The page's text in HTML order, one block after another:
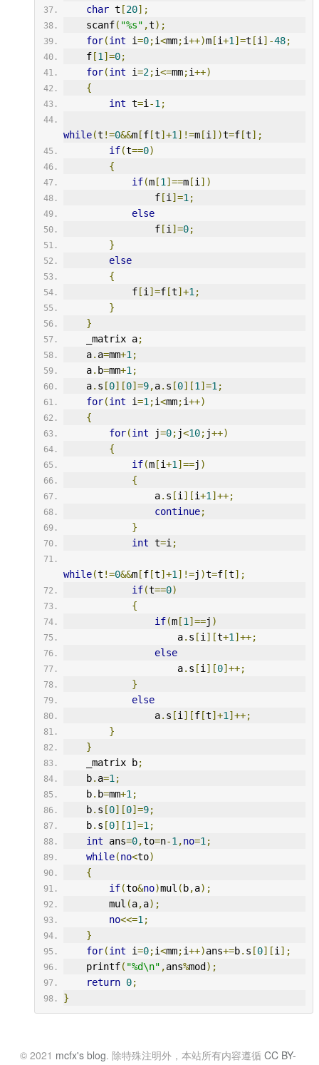
char t [20];
    scanf
( "%s" ,t);
for(int i=0;i<mm;i++)m[i+1 ]=t [i ]-48;
    f
[1 ]=0;
for(int i=2;i<=mm;i++)
{
int t=i -1 ;
while(t !=0&&m[f[t]+1 ]!=m[i ])t=f[t];
if(t==0)
{
if(m[1 ]==m[i ])
                f
[i ]=1 ;
else
                f
[i ]=0;
}
else
{
            f
[i ]=f[t]+1 ;
}
}
    _matrix a
;
    a
. a=mm+1 ;
    a
. b=mm+1 ;
    a
. s [0][0]=9,a. s [0][1 ]=1 ;
for(int i=1 ;i<mm;i++)
{
for(int j=0; j<10; j++)
{
if(m[i+1 ]==j )
{
                a
. s [i ][i+1 ]++;
continue;
}
int t=i ;
while(t !=0&&m[f[t]+1 ]!=j )t=f[t];
if(t==0)
{
if(m[1 ]==j )
                    a
. s [i ][t+1 ]++;
else
                    a
. s [i ][0]++;
}
else
                a
. s [i ][f[t]+1 ]++;
}
}
    _matrix b
;
    b
. a=1 ;
    b
. b=mm+1 ;
    b
. s [0][0]=9;
    b
. s [0][1 ]=1 ;
int ans=0,to=n-1 ,no=1 ;
while(no<to)
{
if(to&no)mul ( b,a);
        mul
(a,a);
no<<=1 ;
}
for(int i=0;i<mm;i++)ans+=b. s [0][i ];
    printf
( "%d\n" ,ans%mod );
return 0;
}
© 2021 mcfx's blog. 除特殊注明外，本站所有内容遵循 CC BY-